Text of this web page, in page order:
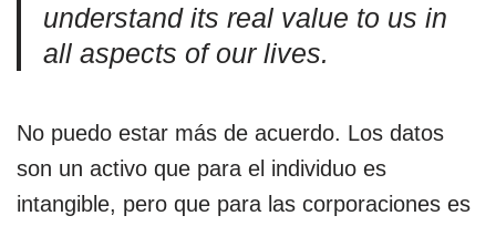
understand its real value to us in
all aspects of our lives.
No puedo estar más de acuerdo. Los datos
son un activo que para el individuo es
intangible, pero que para las corporaciones es